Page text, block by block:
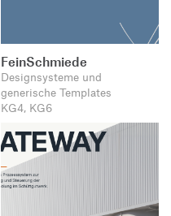
FeinSchmiede
Designsysteme und
generische Templates
KG4, KG6